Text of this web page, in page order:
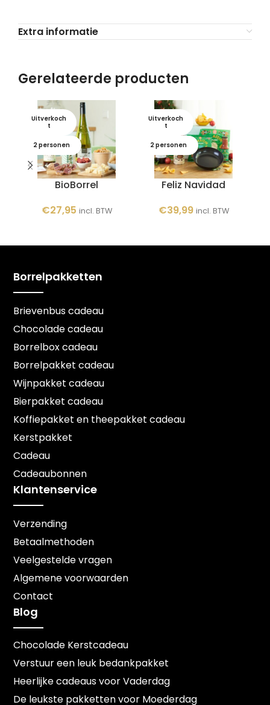
Extra informatie
Gerelateerde producten
Uitverkoch
t
2 personen
BioBorrel
€27,95 incl. BTW
Uitverkoch
t
2 personen
Feliz Navidad
€39,99 incl. BTW
Borrelpakketten
Brievenbus cadeau
Chocolade cadeau
Borrelbox cadeau
Borrelpakket cadeau
Wijnpakket cadeau
Bierpakket cadeau
Koffiepakket en theepakket cadeau
Kerstpakket
Cadeau
Cadeaubonnen
Klantenservice
Verzending
Betaalmethoden
Veelgestelde vragen
Algemene voorwaarden
Contact
Blog
Chocolade Kerstcadeau
Verstuur een leuk bedankpakket
Heerlijke cadeaus voor Vaderdag
De leukste pakketten voor Moederdag